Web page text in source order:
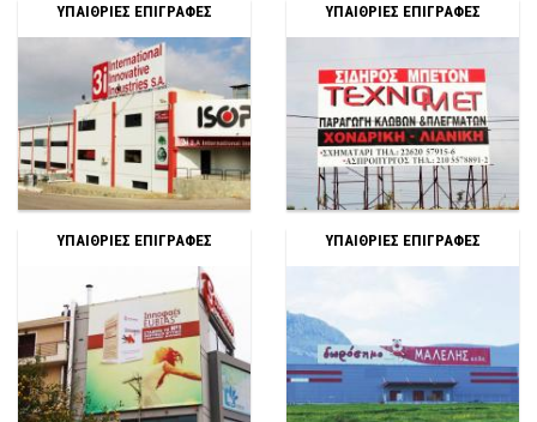
ΥΠΑΙΘΡΙΕΣ ΕΠΙΓΡΑΦΕΣ ΥΠΑΙΘΡΙΕΣ ΕΠΙΓΡΑΦΕΣ
ΥΠΑΙΘΡΙΕΣ ΕΠΙΓΡΑΦΕΣ ΥΠΑΙΘΡΙΕΣ ΕΠΙΓΡΑΦΕΣ